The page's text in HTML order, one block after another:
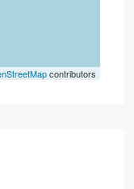
contributors